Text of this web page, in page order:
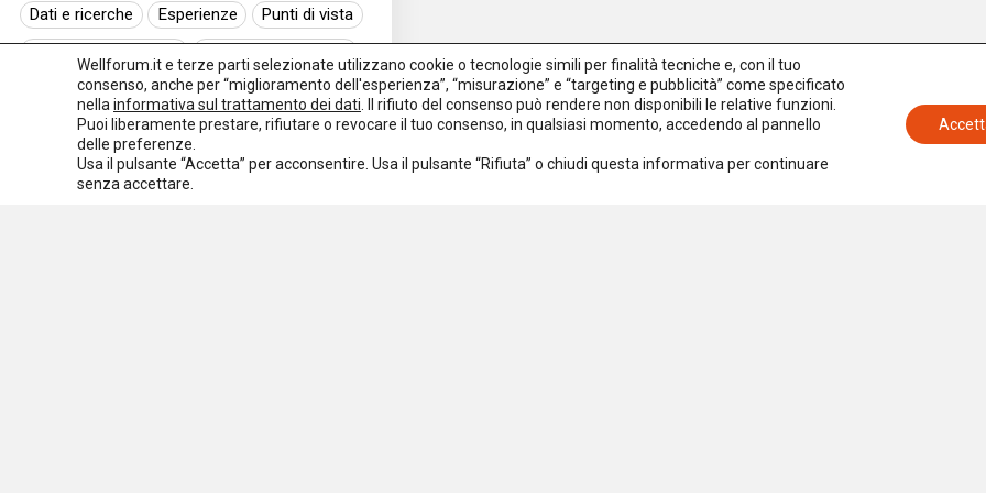
Dati e ricerche Esperienze
Punti di vista
Normativa europea
Rassegna normativa
I seminari di Welforum
Eventi
Spazio ai promotori
Wellforum.it e terze parti selezionate utilizzano cookie o tecnologie simili per finalità tecniche e, con il tuo
consenso, anche per “miglioramento dell'esperienza”, “misurazione” e “targeting e pubblicità” come specificato
nella informativa sul trattamento dei dati . Il rifiuto del consenso può rendere non disponibili le relative funzioni.
Puoi liberamente prestare, rifiutare o revocare il tuo consenso, in qualsiasi momento, accedendo al pannello
delle preferenze.
Usa il pulsante “Accetta” per acconsentire. Usa il pulsante “Rifiuta” o chiudi questa informativa per continuare
senza accettare.